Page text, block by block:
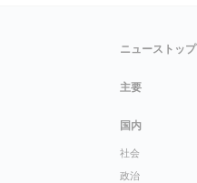
ニューストップ
主要
国内
社会
政治